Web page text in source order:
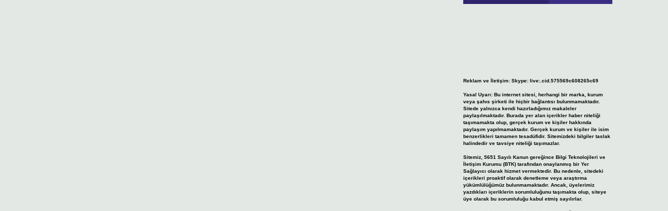
Reklam ve İletişim: Skype: live:.cid.575569c608265c69
Yasal Uyarı: Bu internet sitesi, herhangi bir marka, kurum
veya şahıs şirketi ile hiçbir bağlantısı bulunmamaktadır.
Sitede yalnızca kendi hazırladığımız makaleler
paylaşılmaktadır. Burada yer alan içerikler haber niteliği
taşımamakta olup, gerçek kurum ve kişiler hakkında
paylaşım yapılmamaktadır. Gerçek kurum ve kişiler ile isim
benzerlikleri tamamen tesadüfidir. Sitemizdeki bilgiler taslak
halindedir ve tavsiye niteliği taşımazlar.
Sitemiz, 5651 Sayılı Kanun gereğince Bilgi Teknolojileri ve
İletişim Kurumu (BTK) tarafından onaylanmış bir Yer
Sağlayıcı olarak hizmet vermektedir. Bu nedenle, sitedeki
içerikleri proaktif olarak denetleme veya araştırma
yükümlülüğümüz bulunmamaktadır. Ancak, üyelerimiz
yazdıkları içeriklerin sorumluluğunu taşımakta olup, siteye
üye olarak bu sorumluluğu kabul etmiş sayılırlar.